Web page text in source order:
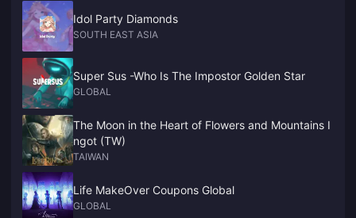
Idol Party Diamonds
SOUTH EAST ASIA
Super Sus -Who Is The Impostor Golden Star
GLOBAL
The Moon in the Heart of Flowers and Mountains I
ngot (TW)
TAIWAN
Life MakeOver Coupons Global
GLOBAL